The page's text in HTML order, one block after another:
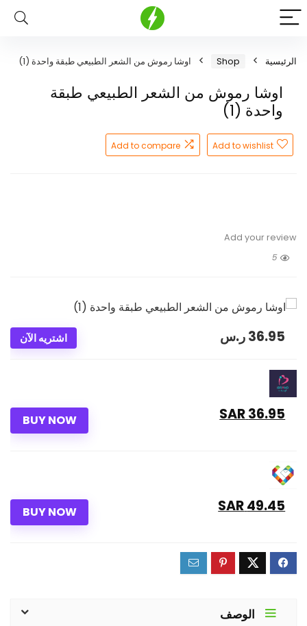
الرئيسية Shop اوشا رموش من الشعر الطبيعي طبقة واحدة (1)
اوشا رموش من الشعر الطبيعي طبقة
واحدة (1)
Add to wishlist
Add to compare
Add your review
5
اشتريه الآن 36.95ر.س
BUY NOW 36.95 SAR
BUY NOW 49.45 SAR
الوصف